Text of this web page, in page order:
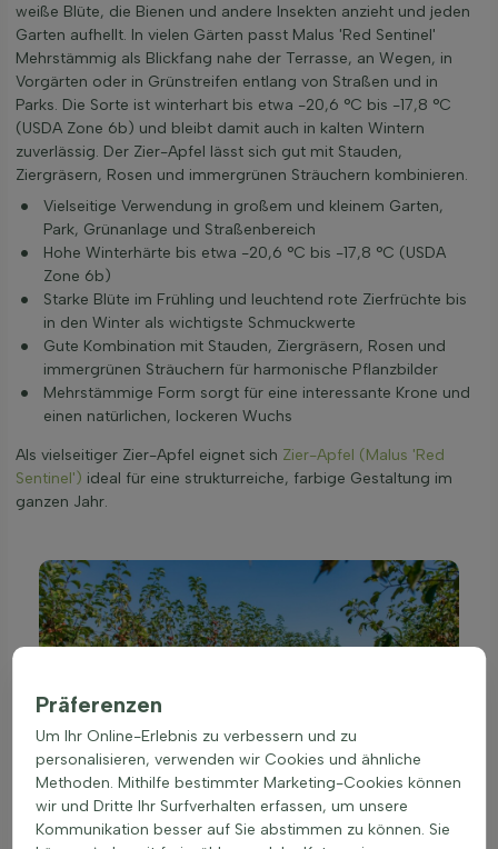
weiße Blüte, die Bienen und andere Insekten anzieht und jeden
Garten aufhellt. In vielen Gärten passt Malus 'Red Sentinel'
Mehrstämmig als Blickfang nahe der Terrasse, an Wegen, in
Vorgärten oder in Grünstreifen entlang von Straßen und in
Parks. Die Sorte ist winterhart bis etwa -20,6 °C bis -17,8 °C
(USDA Zone 6b) und bleibt damit auch in kalten Wintern
zuverlässig. Der Zier-Apfel lässt sich gut mit Stauden,
Ziergräsern, Rosen und immergrünen Sträuchern kombinieren.
Vielseitige Verwendung in großem und kleinem Garten,
Park, Grünanlage und Straßenbereich
Hohe Winterhärte bis etwa -20,6 °C bis -17,8 °C (USDA
Zone 6b)
Starke Blüte im Frühling und leuchtend rote Zierfrüchte bis
in den Winter als wichtigste Schmuckwerte
Gute Kombination mit Stauden, Ziergräsern, Rosen und
immergrünen Sträuchern für harmonische Pflanzbilder
Mehrstämmige Form sorgt für eine interessante Krone und
einen natürlichen, lockeren Wuchs
Als vielseitiger Zier-Apfel eignet sich Zier-Apfel (Malus 'Red
Sentinel') ideal für eine strukturreiche, farbige Gestaltung im
ganzen Jahr.
Präferenzen
Um Ihr Online-Erlebnis zu verbessern und zu
personalisieren, verwenden wir Cookies und ähnliche
Methoden. Mithilfe bestimmter Marketing-Cookies können
wir und Dritte Ihr Surfverhalten erfassen, um unsere
Kommunikation besser auf Sie abstimmen zu können. Sie